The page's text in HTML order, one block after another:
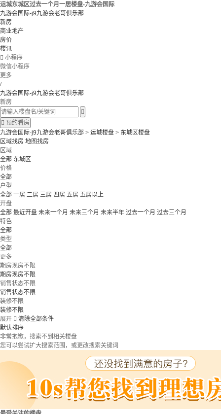
运城东城区过去一个月一居楼盘-九游会国际
九游会国际-j9九游会老哥俱乐部
新房
商业地产
房价
楼讯
 小程序
微信小程序
更多
/
九游会国际-j9九游会老哥俱乐部
新房

 预约看房
九游会国际-j9九游会老哥俱乐部 > 运城楼盘 > 东城区楼盘
区域找房 地图找房
区域
全部 东城区
价格
全部
户型
全部 一居 二居 三居 四居 五居 五居以上
开盘
全部 最近开盘 未来一个月 未来三个月 未来半年 过去一个月 过去三个月
特色
全部
类型
全部
更多
期房现房不限
期房现房不限
销售状态不限
销售状态不限
装修不限
装修不限
展开  清除全部条件
默认排序
非常抱歉，搜索不到相关楼盘
您可以尝试扩大搜索范围，或更改搜索关键词